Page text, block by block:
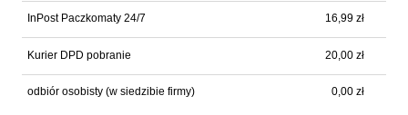
InPost Paczkomaty 24/7 16,99 zł
Kurier DPD pobranie 20,00 zł
odbiór osobisty (w siedzibie firmy) 0,00 zł